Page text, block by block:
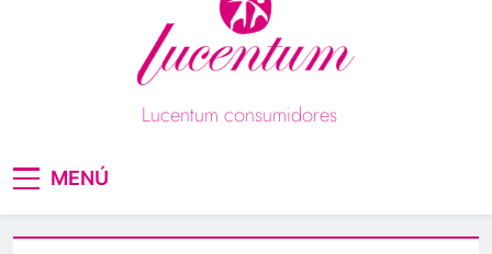
Lucentum consumidores
MENÚ